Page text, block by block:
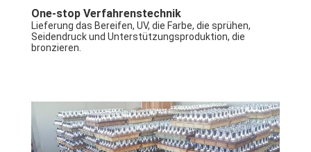
One-stop Verfahrenstechnik
Lieferung das Bereifen, UV, die Farbe, die sprühen,
Seidendruck und Unterstützungsproduktion, die
bronzieren.